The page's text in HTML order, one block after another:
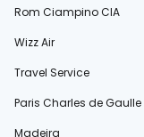
Rom Ciampino CIA
Wizz Air
Travel Service
Paris Charles de Gaulle
Madeira